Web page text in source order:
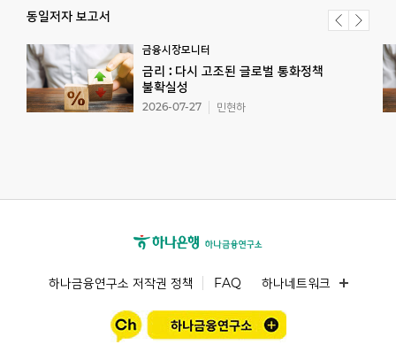
동일저자 보고서
금융시장모니터
금리 : 다시 고조된 글로벌 통화정책
불확실성
2026-07-27 민현하
하나금융연구소 저작권 정책 FAQ 하나네트워크